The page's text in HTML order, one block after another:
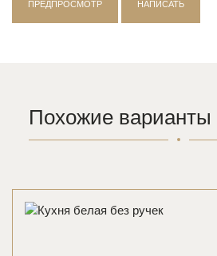
Похожие варианты